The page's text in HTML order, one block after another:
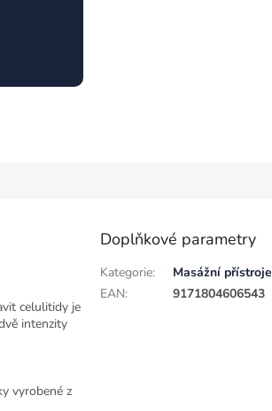
celulitidy je
intenzity
vyrobené z
Doplňkové parametry
Kategorie:
Masážní přístroje
EAN: 9171804606543